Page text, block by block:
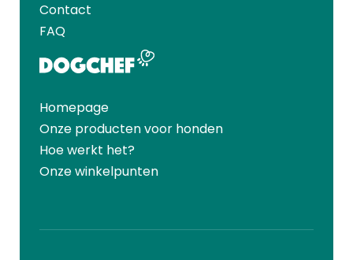
Contact
FAQ
Homepage
Onze producten voor honden
Hoe werkt het?
Onze winkelpunten